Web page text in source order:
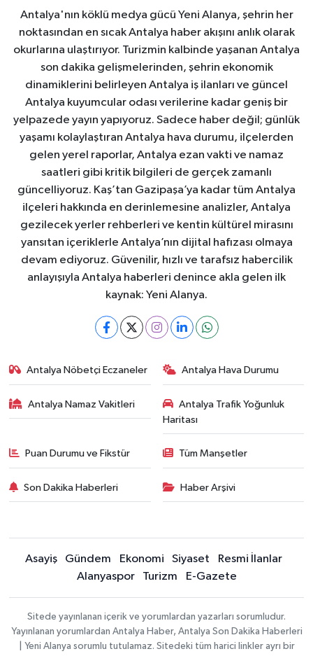
Antalya'nın köklü medya gücü Yeni Alanya, şehrin her
noktasından en sıcak Antalya haber akışını anlık olarak
okurlarına ulaştırıyor. Turizmin kalbinde yaşanan Antalya
son dakika gelişmelerinden, şehrin ekonomik
dinamiklerini belirleyen Antalya iş ilanları ve güncel
Antalya kuyumcular odası verilerine kadar geniş bir
yelpazede yayın yapıyoruz. Sadece haber değil; günlük
yaşamı kolaylaştıran Antalya hava durumu, ilçelerden
gelen yerel raporlar, Antalya ezan vakti ve namaz
saatleri gibi kritik bilgileri de gerçek zamanlı
güncelliyoruz. Kaş’tan Gazipaşa’ya kadar tüm Antalya
ilçeleri hakkında en derinlemesine analizler, Antalya
gezilecek yerler rehberleri ve kentin kültürel mirasını
yansıtan içeriklerle Antalya’nın dijital hafızası olmaya
devam ediyoruz. Güvenilir, hızlı ve tarafsız habercilik
anlayışıyla Antalya haberleri denince akla gelen ilk
kaynak: Yeni Alanya.
Antalya Nöbetçi Eczaneler Antalya Hava Durumu
Antalya Namaz Vakitleri
Antalya Trafik Yoğunluk
Haritası
Puan Durumu ve Fikstür Tüm Manşetler
Son Dakika Haberleri Haber Arşivi
Asayiş Gündem Ekonomi Siyaset
Resmi İlanlar
Alanyaspor
Turizm E-Gazete
Sitede yayınlanan içerik ve yorumlardan yazarları sorumludur.
Yayınlanan yorumlardan Antalya Haber, Antalya Son Dakika Haberleri
| Yeni Alanya sorumlu tutulamaz. Sitedeki tüm harici linkler ayrı bir